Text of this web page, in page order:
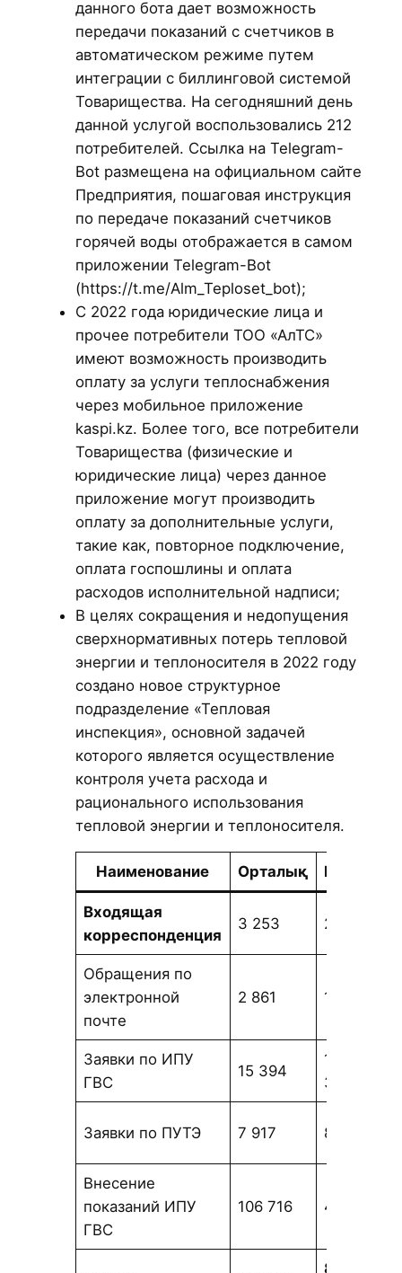
данного бота дает возможность
передачи показаний с счетчиков в
автоматическом режиме путем
интеграции с биллинговой системой
Товарищества. На сегодняшний день
данной услугой воспользовались 212
потребителей. Ссылка на Telegram-
Bot размещена на официальном сайте
Предприятия, пошаговая инструкция
по передаче показаний счетчиков
горячей воды отображается в самом
приложении Telegram-Bot
(https://t.me/Alm_Teploset_bot);
С 2022 года юридические лица и
прочее потребители ТОО «АлТС»
имеют возможность производить
оплату за услуги теплоснабжения
через мобильное приложение
kaspi.kz. Более того, все потребители
Товарищества (физические и
юридические лица) через данное
приложение могут производить
оплату за дополнительные услуги,
такие как, повторное подключение,
оплата госпошлины и оплата
расходов исполнительной надписи;
В целях сокращения и недопущения
сверхнормативных потерь тепловой
энергии и теплоносителя в 2022 году
создано новое структурное
подразделение «Тепловая
инспекция», основной задачей
которого является осуществление
контроля учета расхода и
рационального использования
тепловой энергии и теплоносителя.
Наименование Орталық Батыс
Входящая
корреспонденция
3 253 2 004
Обращения по
электронной
почте
2 861 1 158
Заявки по ИПУ
ГВС
15 394
13
395
Заявки по ПУТЭ 7 917 8 751
Внесение
показаний ИПУ
ГВС
106 716 41 207
88